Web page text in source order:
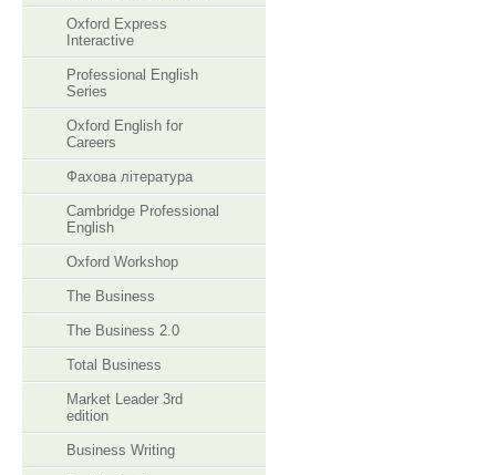
Oxford Express
Interactive
Professional English
Series
Oxford English for
Careers
Фахова література
Cambridge Professional
English
Oxford Workshop
The Business
The Business 2.0
Total Business
Market Leader 3rd
edition
Business Writing